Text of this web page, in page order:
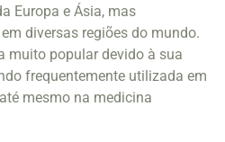
Europa e Ásia, mas
diversas regiões do mundo.
muito popular devido à sua
frequentemente utilizada em
mesmo na medicina